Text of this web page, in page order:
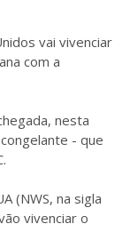
vai vivenciar
com a
nesta
- que
(NWS, na sigla
vivenciar o